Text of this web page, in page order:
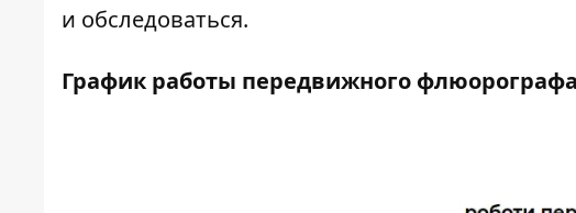
и обследоваться.
График работы передвижного